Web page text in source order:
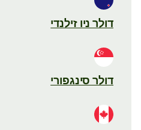
דולר ניו זילנדי
דולר סינגפורי